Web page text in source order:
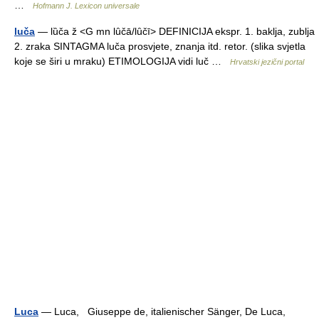
Hofmann J. Lexicon universale
luča — lȕča ž <G mn lȗčā/lȗčī> DEFINICIJA ekspr. 1. baklja, zublja
2. zraka SINTAGMA luča prosvjete, znanja itd. retor. (slika svjetla
koje se širi u mraku) ETIMOLOGIJA vidi luč …
Hrvatski jezični portal
Luca — Luca, Giuseppe de, italienischer Sänger, De Luca,